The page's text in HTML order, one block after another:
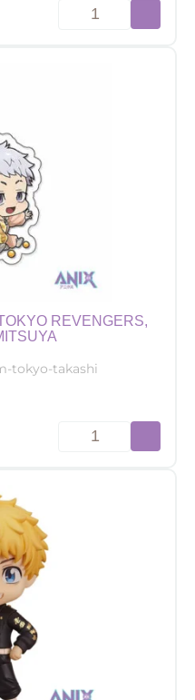
Количество
REVENGERS,
tokyo-takashi
Количество